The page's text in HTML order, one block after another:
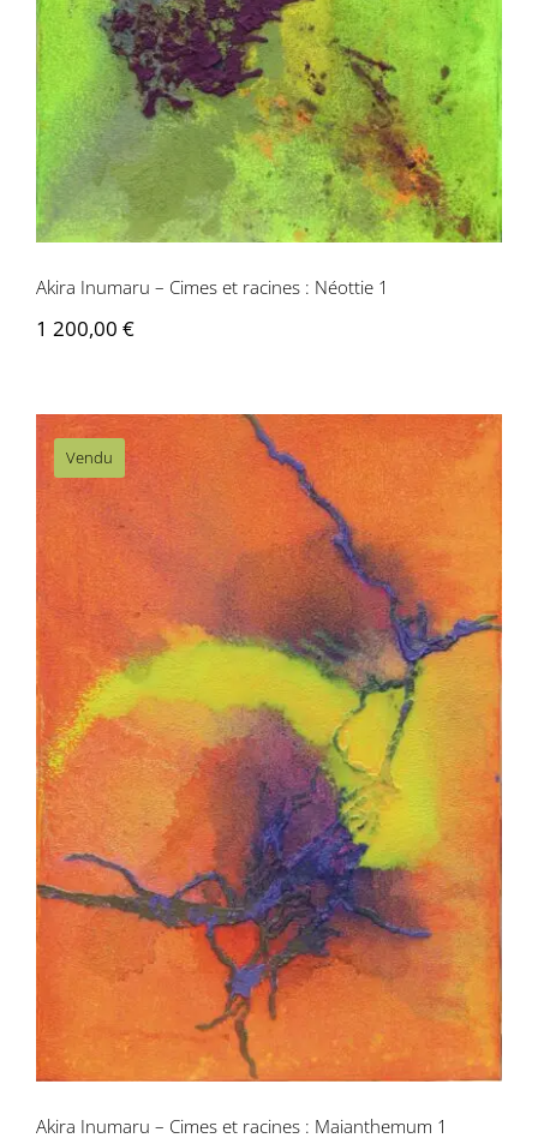
Akira Inumaru – Cimes et racines : Néottie 1
1 200,00 €
Vendu
Akira Inumaru – Cimes et racines :
Maianthemum 1
Akira Inumaru – Cimes et racines : Maianthemum 1